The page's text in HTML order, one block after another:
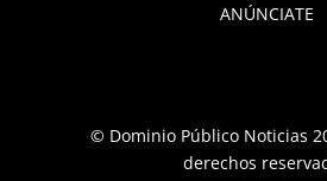
ANÚNCIATE
© Dominio Público Noticias
derechos